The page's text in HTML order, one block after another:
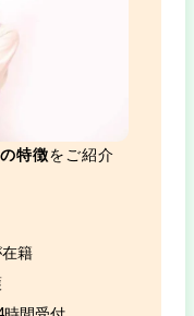
特徴をご紹介
籍